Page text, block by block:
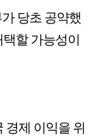
당초 공약했
할 가능성이
경제 이익을 위